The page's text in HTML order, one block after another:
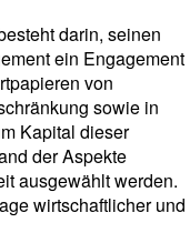
darin, seinen
ein Engagement
von
sowie in
Kapital dieser
der Aspekte
ausgewählt werden.
wirtschaftlicher und